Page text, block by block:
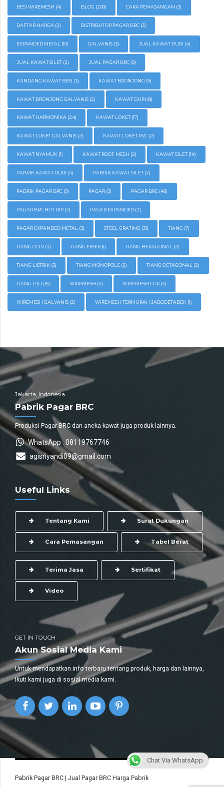
BESI WIREMESH (4) BLOG (200) CARA PEMASANGAN (3)
DAFTAR HARGA (2) DISTRIBUTOR PAGAR BRC (3)
EXPANDED METAL (10) GALVANIS (3) JUAL KAWAT DURI (4)
JUAL KAWAT SILET (2) JUAL PAGAR BRC (9)
KANDANG KAWAT BESI (3) KAWAT BRONJONG (9)
KAWAT BRONJONG GALVANIS (2) KAWAT DURI (8)
KAWAT HARMONIKA (24) KAWAT LOKET (17)
KAWAT LOKET GALVANIS (2) KAWAT LOKET PVC (2)
KAWAT NYAMUK (1) KAWAT ROOF MESH (2) KAWAT SILET (14)
PABRIK KAWAT DURI (4) PABRIK KAWAT SILET (2)
PABRIK PAGAR BRC (9) PAGAR (3) PAGAR BRC (48)
PAGAR BRC HOT DIP (2) PAGAR EXPANDED (2)
PAGAR EXPANDED METAL (3) STEEL GRATING (31) TIANG (7)
TIANG CCTV(4) TIANG FIBER (1) TIANG HEXAGONAL (2)
TIANG LISTRIK (5) TIANG MONOPOLE (2) TIANG OCTAGONAL (2)
TIANG PJU (16) WIREMESH (4) WIREMESH COR (3)
WIREMESH GALVANIS (2) WIREMESH TERMURAH JABODETABEK (1)
Jakarta, Indonesia.
Pabrik Pagar BRC
Produksi Pagar BRC dan aneka kawat juga produk lainnya.
WhatsApp : 08119767746
agisriyandi09@gmail.com
Useful Links
Tentang Kami Surat Dukungan
Cara Pemasangan Tabel Berat
Terima Jasa Sertifikat
Video
GET IN TOUCH
Akun Sosial Media Kami
Untuk mendapatkan info terbaru tentang produk, harga dan lainnya,
Ikuti kami juga di sosial media kami.
Pabrik Pagar BRC | Jual Pagar BRC Harga Pabrik
Chat Via WhatsApp